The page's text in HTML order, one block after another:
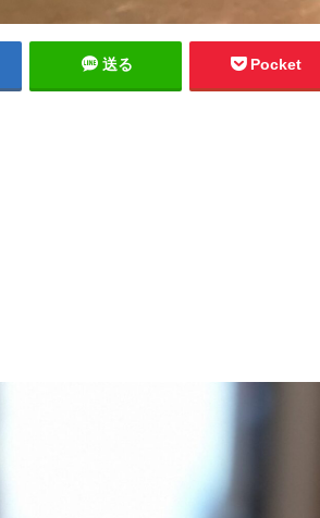
送る Pocket